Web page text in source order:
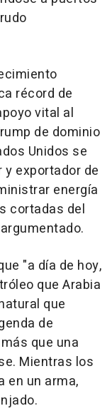
récord de
vital al
de dominio
Unidos se
exportador de
energía
cortadas del
"a día de hoy,
que Arabia
que
de
que una
Mientras los
en un arma,